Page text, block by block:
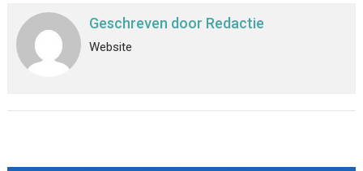
Geschreven door Redactie
Website